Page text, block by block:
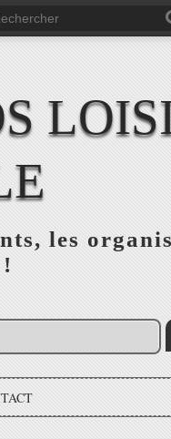
les